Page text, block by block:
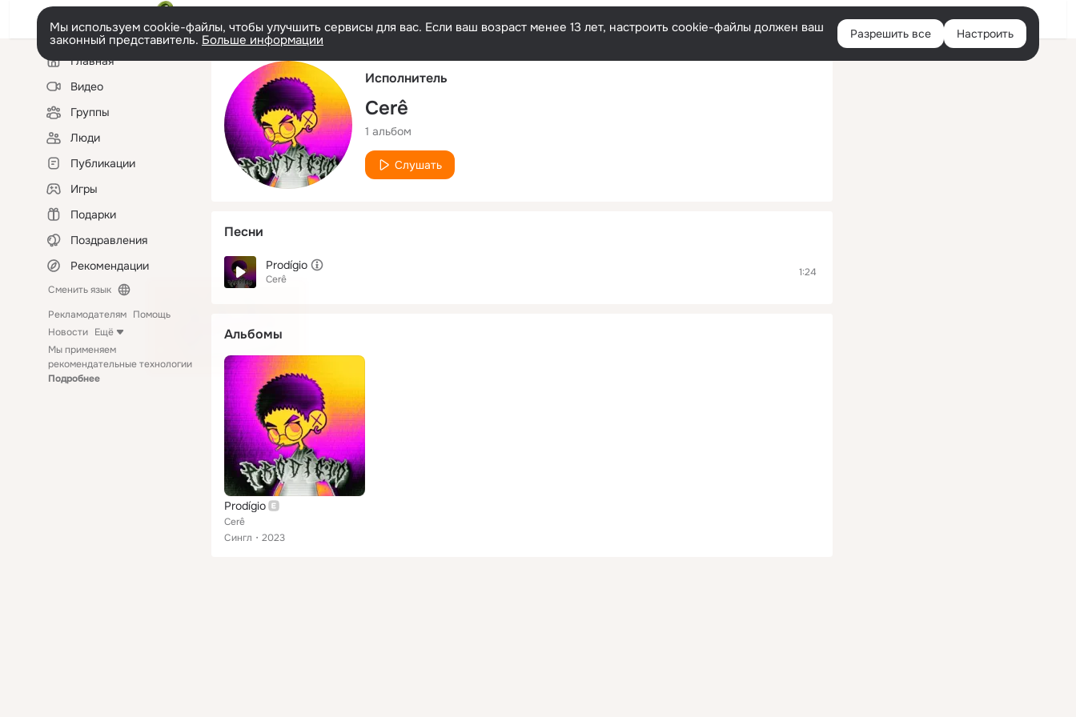
Русский Войти
Мы используем cookie-файлы, чтобы улучшить сервисы для вас. Если ваш возраст менее 13 лет, настроить cookie-файлы должен ваш
законный представитель. Больше информации Разрешить все Настроить
Левая
колонкаГлавная
Видео
Группы
Люди
Публикации
Игры
Подарки
Поздравления
Рекомендации
Сменить язык
Рекламодателям Помощь
Новости Ещё
Мы применяем
рекомендательные технологии
Подробнее
Исполнитель
Cerê
1 альбом
Слушать
Песни
Prodígio
Cerê
1:24
Альбомы
Prodígio
Cerê
Сингл
2023